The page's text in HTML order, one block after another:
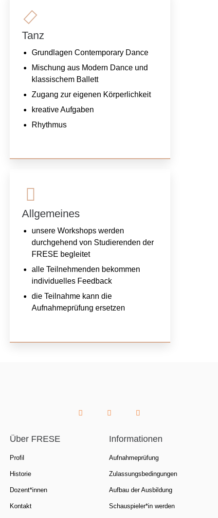
Tanz
Grundlagen Contemporary Dance
Mischung aus Modern Dance und
klassischem Ballett
Zugang zur eigenen Körperlichkeit
kreative Aufgaben
Rhythmus
Allgemeines
unsere Workshops werden
durchgehend von Studierenden der
FRESE begleitet
alle Teilnehmenden bekommen
individuelles Feedback
die Teilnahme kann die
Aufnahmeprüfung ersetzen
Über FRESE
Profil
Historie
Dozent*innen
Kontakt
Informationen
Aufnahmeprüfung
Zulassungsbedingungen
Aufbau der Ausbildung
Schauspieler*in werden